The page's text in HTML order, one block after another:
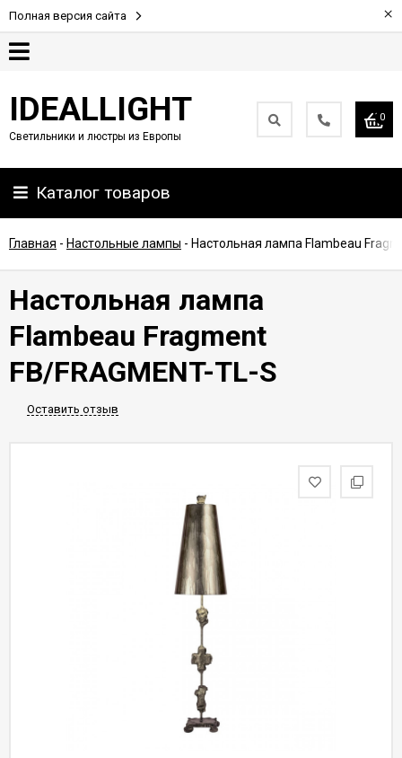
Полная версия сайта ×
Партнерам
Доставка
IDEALLIGHT
Светильники и люстры из Европы
0
Каталог товаров
Главная - Настольные лампы - Настольная лампа Flambeau
Настольная лампа
Flambeau Fragment
FB/FRAGMENT-TL-S
Оставить отзыв